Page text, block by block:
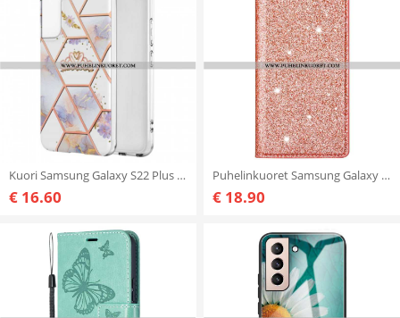
Kuori Samsung Galaxy S22 Plus 5G Marmoroitu Kruunu
€ 16.60
Puhelinkuoret Samsung Galaxy S22 Plus 5G Kotelot Flip Paljetti Tyyli
€ 18.90